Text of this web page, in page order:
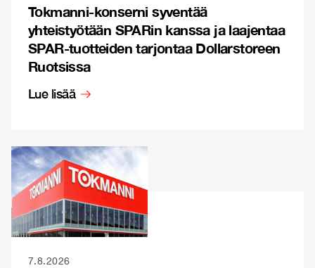
Tokmanni-konserni syventää
yhteistyötään SPARin kanssa ja laajentaa
SPAR-tuotteiden tarjontaa Dollarstoreen
Ruotsissa
Lue lisää
7.8.2026